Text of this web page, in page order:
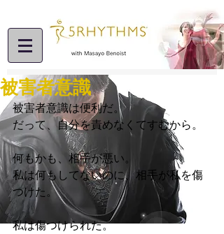
被害者意識
被害者意識は便利だ。
だって、自分を責めなくてすむから。
何もかも、相手が悪い。
私は何もしてないのに、相手が私を傷
つけた。
私は傷つけられた。